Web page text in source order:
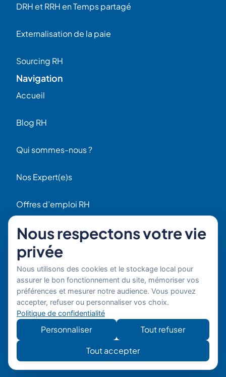
DRH et RRH en Temps partagé
Externalisation de la paie
Sourcing RH
Navigation
Accueil
Blog RH
Qui sommes-nous ?
Nos Expert(e)s
Offres d’emploi RH
56 Rue Raspail
F92300 Levallois
+ 33 (0)1 42 70 97 20
Par email
Copyright © 2026 Boost'RH
Groupe. Tous droits réservés.
Site
développé
mon site
Mentions légales
Nous respectons votre vie
privée
Nous utilisons des cookies et le stockage local pour
assurer le bon fonctionnement du site, mémoriser vos
préférences et mesurer notre audience. Vous pouvez
accepter, refuser ou personnaliser vos choix.
Politique de confidentialité
Personnaliser
Tout refuser
Tout accepter